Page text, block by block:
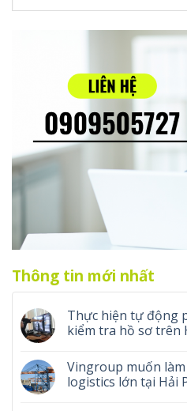
Thông tin mới nhất
Thực hiện tự động
kiểm tra hồ sơ trên
Vingroup muốn
logistics lớn tại Hải